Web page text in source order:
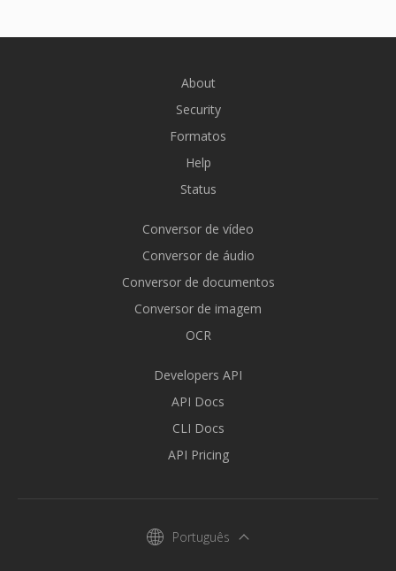
About
Security
Formatos
Help
Status
Conversor de vídeo
Conversor de áudio
Conversor de documentos
Conversor de imagem
OCR
Developers API
API Docs
CLI Docs
API Pricing
Português